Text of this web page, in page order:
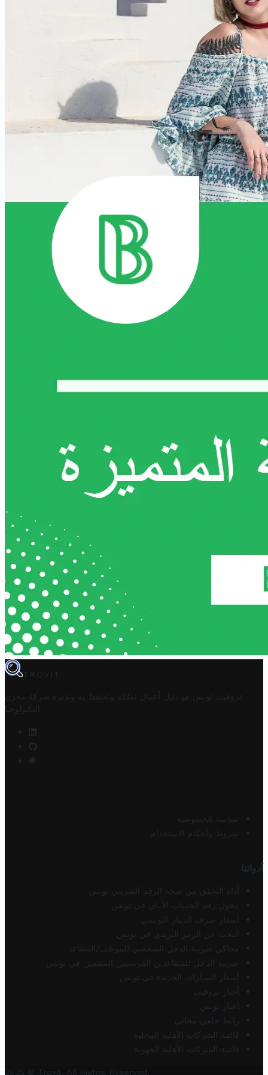
TROVIT
تروفيت تونس هو دليل أعمال تملكه وتحتفظ به وتديره
شركة مخزن
التكنولوجيا
سياسة الخصوصية
شروط وأحكام الاستخدام
أدواتنا
أداة التحقق من صحة الرقم الضريبي تونس
محول رقم الحساب الآيبان في تونس
أسعار صرف الدينار التونسي
البحث عن الرمز البريدي في تونس
محاكي ضريبة الدخل الشخصي للموظف/المتقاعد
ضريبة الدخل للمتقاعدين الفرنسيين المقيمين في تونس
أسعار السيارات الجديدة في تونس
أخبار تروفيت
أخبار تونس
رابط خلفي مجاني
قائمة الشركات الأهلية المحلية
قائمة الشركات الأهلية الجهوية
2025 © Trovit. All Rights Reserved.